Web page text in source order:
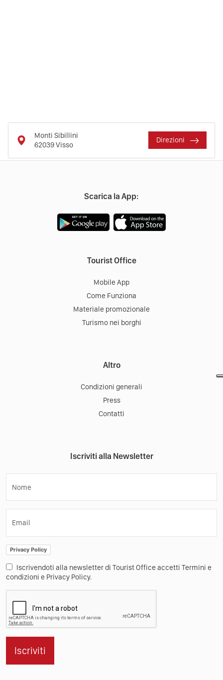
Monti Sibillini
62039Visso
Direzioni
Scarica la App:
Tourist Office
Mobile App
Come Funziona
Materiale promozionale
Turismo nei borghi
Altro
Condizioni generali
Press
Contatti
Iscriviti alla Newsletter
Nome
Email
Privacy Policy
Iscrivendoti alla newsletter di Tourist Office accetti Termini e
condizioni e Privacy Policy.
Iscriviti